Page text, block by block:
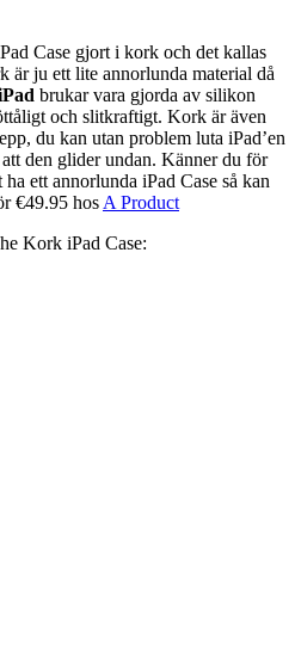
Case gjort i kork och det kallas
är ju ett lite annorlunda material då
brukar vara gjorda av silikon
och slitkraftigt. Kork är även
du kan utan problem luta iPad’en
den glider undan. Känner du för
ha ett annorlunda iPad Case så kan
€49.95 hos A Product
Kork iPad Case: